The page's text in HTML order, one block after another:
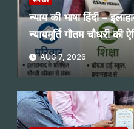
न्याय की भाषा हिंदी –
न्यायमूर्ति गौतम चौधरी
प्रभाकर नगरकर
AUG 7, 2026